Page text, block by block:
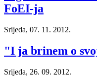
FoEI-ja
Srijeda, 07. 11. 2012.
"I ja brinem o
Srijeda, 26. 09. 2012.